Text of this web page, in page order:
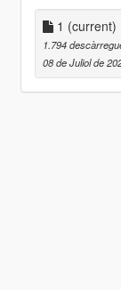
1 (current)
1.794
08 de Juliol de